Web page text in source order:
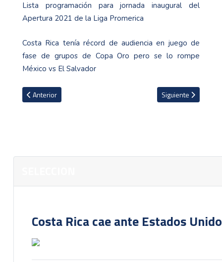
Lista programación para jornada inaugural del
Apertura 2021 de la Liga Promerica
Costa Rica tenía récord de audiencia en juego de
fase de grupos de Copa Oro pero se lo rompe
México vs El Salvador
Artículo anterior: Kevin Briceño convocado a la Copa Oro en lugar
Anterior Artículo siguiente:
Siguiente
Costa Rica cae ante Estados